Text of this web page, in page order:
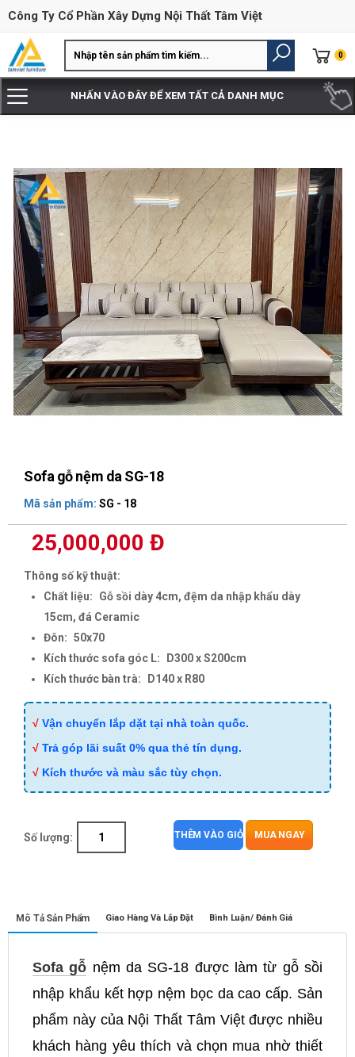
Công Ty Cổ Phần Xây Dựng Nội Thất Tâm Việt
0
NHẤN VÀO ĐÂY ĐỂ XEM TẤT CẢ DANH MỤC
Sofa gỗ nệm da SG-18
Mã sản phẩm: SG - 18
25,000,000 Đ
Thông số kỹ thuật:
Chất liệu:
Gỗ sồi dày 4cm, đệm da nhập khẩu dày
15cm, đá Ceramic
Đôn: 50x70
Kích thước sofa góc L:
D300 x S200cm
Kích thước bàn trà:
D140 x R80
√ Vận chuyển lắp dặt tại nhà toàn quốc.
√ Trả góp lãi suất 0% qua thẻ tín dụng.
√ Kích thước và màu sắc tùy chọn.
Số lượng: THÊM VÀO GIỎ MUA NGAY
Mô Tả Sản Phẩm Giao Hàng Và Lắp Đặt Bình Luận/ Đánh Giá
Sofa gỗ nệm da SG-18 được làm từ gỗ sồi
nhập khẩu kết hợp nệm bọc da cao cấp. Sản
phẩm này của Nội Thất Tâm Việt được nhiều
khách hàng yêu thích và chọn mua nhờ thiết